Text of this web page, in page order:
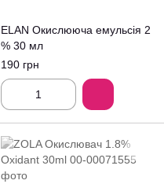
ELAN Окислююча емульсія 2
% 30 мл
190 грн